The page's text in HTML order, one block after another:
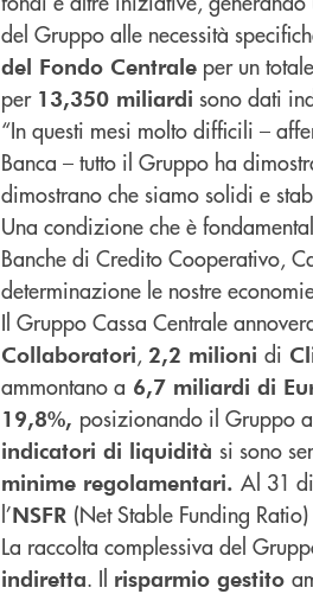
del Gruppo alle necessità
del Fondo Centrale per un totale
per 13,350 miliardi sono dati
“In questi mesi molto difficili –
Banca – tutto il Gruppo ha
dimostrano che siamo solidi e
Una condizione che è
Banche di Credito Cooperativo,
determinazione le nostre
Il Gruppo Cassa Centrale
Collaboratori, 2,2 milioni di
ammontano a 6,7 miliardi di
19,8%, posizionando il Gruppo
indicatori di liquidità si sono
minime regolamentari. Al 31
l’NSFR (Net Stable Funding
La raccolta complessiva del
indiretta. Il risparmio gestito